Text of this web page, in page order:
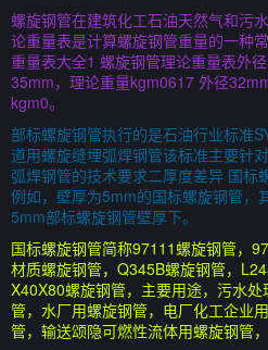
螺旋钢管在建筑化工石油天然气和污
论重量表是计算螺旋钢管重量的一种
重量表大全1 螺旋钢管理论重量表外
35mm，理论重量kgm0617 外径
kgm0。
部标螺旋钢管执行的是石油行业标准
道用螺旋缝埋弧焊钢管该标准主要针
弧焊钢管的技术要求二厚度差异 国标
例如，壁厚为5mm的国标螺旋钢管，
5mm部标螺旋钢管壁厚下。
国标螺旋钢管简称97111螺旋钢管，
材质螺旋钢管，Q345B螺旋钢管，
X40X80螺旋钢管，主要用途，污水
管，水厂用螺旋钢管，电厂化工企业
管，输送颂隐可燃性流体用螺旋钢管